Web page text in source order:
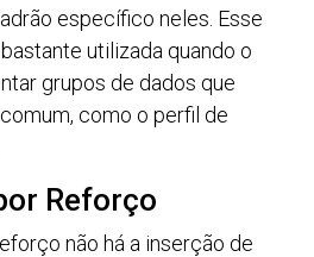
específico neles. Esse
utilizada quando o
grupos de dados que
como o perfil de
Reforço
não há a inserção de